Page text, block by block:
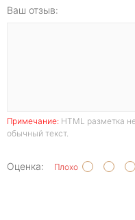
Ваш отзыв:
Примечание: HTML разметка
обычный текст.
Оценка: Плохо